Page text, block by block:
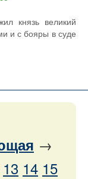
князь великий
и с бояры в суде
→
13 14 15